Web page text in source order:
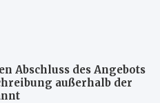
Abschluss des Angebots
außerhalb der